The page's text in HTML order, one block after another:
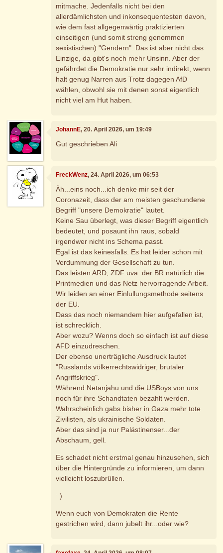
mitmache. Jedenfalls nicht bei den
allerdämlichsten und inkonsequentesten davon,
wie dem fast allgegenwärtig praktizierten
einseitigen (und somit streng genommen
sexistischen) "Gendern". Das ist aber nicht das
Einzige, da gibt's noch mehr Unsinn. Aber der
gefährdet die Demokratie nur sehr indirekt, wenn
halt genug Narren aus Trotz dagegen AfD
wählen, obwohl sie mit denen sonst eigentlich
nicht viel am Hut haben.
JohannE, 20. April 2026, um 19:49
Gut geschrieben Ali
FreckWenz, 24. April 2026, um 06:53
Äh...eins noch...ich denke mir seit der
Coronazeit, dass der am meisten geschundene
Begriff "unsere Demokratie" lautet.
Keine Sau überlegt, was dieser Begriff eigentlich
bedeutet, und posaunt ihn raus, sobald
irgendwer nicht ins Schema passt.
Egal ist das keinesfalls. Es hat leider schon mit
Verdummung der Gesellschaft zu tun.
Das leisten ARD, ZDF uva. der BR natürlich die
Printmedien und das Netz hervorragende Arbeit.
Wir leiden an einer Einlullungsmethode seitens
der EU.
Dass das noch niemandem hier aufgefallen ist,
ist schrecklich.
Aber wozu? Wenns doch so einfach ist auf diese
AFD einzudreschen.
Der ebenso unerträgliche Ausdruck lautet
"Russlands völkerrechtswidriger, brutaler
Angriffskrieg".
Während Netanjahu und die USBoys von uns
noch für ihre Schandtaten bezahlt werden.
Wahrscheinlich gabs bisher in Gaza mehr tote
Zivilisten, als ukrainische Soldaten.
Aber das sind ja nur Palästinenser...der
Abschaum, gell.
Es schadet nicht erstmal genau hinzusehen, sich
über die Hintergründe zu informieren, um dann
vielleicht loszubrüllen.
: )
Wenn euch von Demokraten die Rente
gestrichen wird, dann jubelt ihr...oder wie?